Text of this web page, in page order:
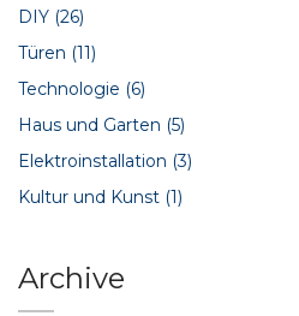
DIY (26)
Türen (11)
Technologie (6)
Haus und Garten (5)
Elektroinstallation (3)
Kultur und Kunst (1)
Archive